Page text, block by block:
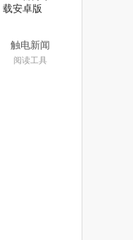
触电新闻
APP官方下
载安卓版
阅读工具